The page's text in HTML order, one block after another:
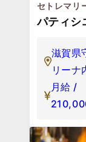
セトレマリ
パティシ
滋賀県
リーナ
月給 /